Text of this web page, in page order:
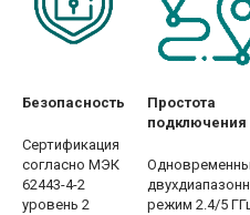
Безопасность
Сертификация
согласно МЭК
62443-4-2
уровень 2
Простота
подключения
режим 2.4/5